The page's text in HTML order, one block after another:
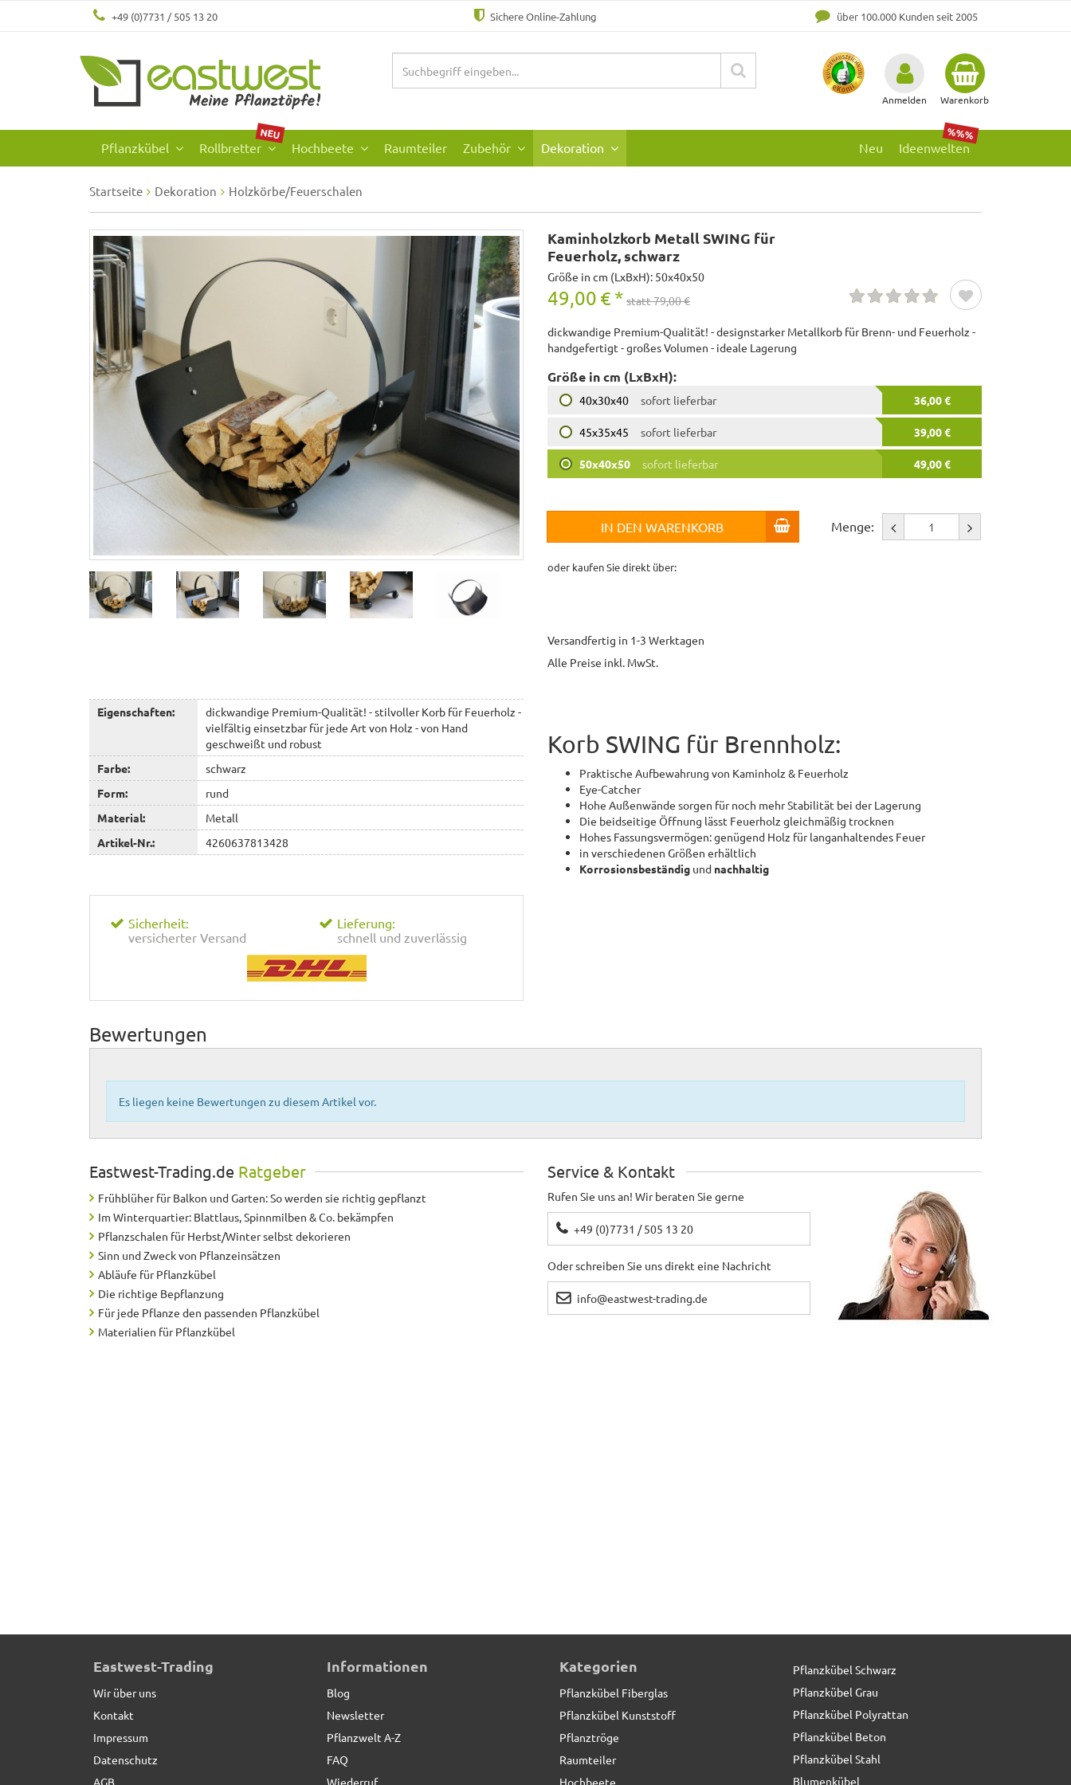
+49 (0)7731 / 505 13 20 Sichere Online-Zahlung über 100.000 Kunden seit 2005
Anmelden Warenkorb
Pflanzkübel Rollbretter
NEU
Hochbeete Raumteiler Zubehör Dekoration Ideenwelten
%%%
Neu
Startseite Dekoration Holzkörbe/Feuerschalen
Kaminholzkorb Metall SWING für
Feuerholz, schwarz
Größe in cm (LxBxH): 50x40x50
49,00 € * statt 79,00 €
dickwandige Premium-Qualität! - designstarker Metallkorb für Brenn- und Feuerholz -
handgefertigt - großes Volumen - ideale Lagerung
Größe in cm (LxBxH):
40x30x40 36,00 €
sofort lieferbar
45x35x45 39,00 €
sofort lieferbar
50x40x50 49,00 €
sofort lieferbar
IN DEN WARENKORB Menge:
oder kaufen Sie direkt über:
Versandfertig in 1-3 Werktagen
Alle Preise inkl. MwSt.
Eigenschaften:
dickwandige Premium-Qualität! - stilvoller Korb für Feuerholz -
vielfältig einsetzbar für jede Art von Holz - von Hand
geschweißt und robust
Farbe:
schwarz
Form:
rund
Material:
Metall
Artikel-Nr.:
4260637813428
Sicherheit:
versicherter Versand
Lieferung:
schnell und zuverlässig
Korb SWING für Brennholz:
Praktische Aufbewahrung von Kaminholz & Feuerholz
Eye-Catcher
Hohe Außenwände sorgen für noch mehr Stabilität bei der Lagerung
Die beidseitige Öffnung lässt Feuerholz gleichmäßig trocknen
Hohes Fassungsvermögen: genügend Holz für langanhaltendes Feuer
in verschiedenen Größen erhältlich
Korrosionsbeständig und nachhaltig
Bewertungen
Es liegen keine Bewertungen zu diesem Artikel vor.
Eastwest-Trading.de Ratgeber
Frühblüher für Balkon und Garten: So werden sie richtig gepflanzt
Im Winterquartier: Blattlaus, Spinnmilben & Co. bekämpfen
Pflanzschalen für Herbst/Winter selbst dekorieren
Sinn und Zweck von Pflanzeinsätzen
Abläufe für Pflanzkübel
Die richtige Bepflanzung
Für jede Pflanze den passenden Pflanzkübel
Materialien für Pflanzkübel
Service & Kontakt
Rufen Sie uns an! Wir beraten Sie gerne
+49 (0)7731 / 505 13 20
Oder schreiben Sie uns direkt eine Nachricht
info@eastwest-trading.de
Eastwest-Trading
Wir über uns
Kontakt
Impressum
Datenschutz
AGB
Informationen
Blog
Newsletter
Pflanzwelt A-Z
FAQ
Wiederruf
Kategorien
Pflanzkübel Fiberglas
Pflanzkübel Kunststoff
Pflanztröge
Raumteiler
Hochbeete
Pflanzkübel Schwarz
Pflanzkübel Grau
Pflanzkübel Polyrattan
Pflanzkübel Beton
Pflanzkübel Stahl
Blumenkübel